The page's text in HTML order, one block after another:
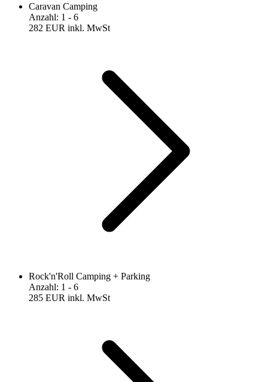
Caravan Camping
Anzahl: 1 - 6
282 EUR inkl. MwSt
Rock'n'Roll Camping + Parking
Anzahl: 1 - 6
285 EUR inkl. MwSt